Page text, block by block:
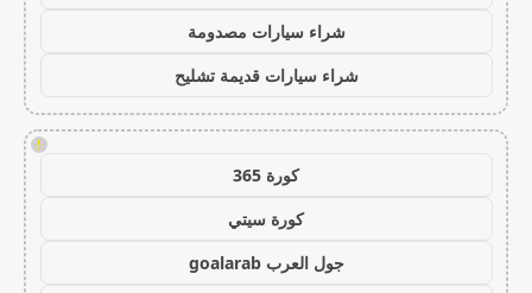
شراء سيارات مصدومة
شراء سيارات قديمة تشليح
!
كورة 365
كورة سيتي
جول العرب goalarab